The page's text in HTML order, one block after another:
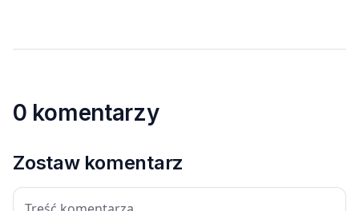
0 komentarzy
Zostaw komentarz